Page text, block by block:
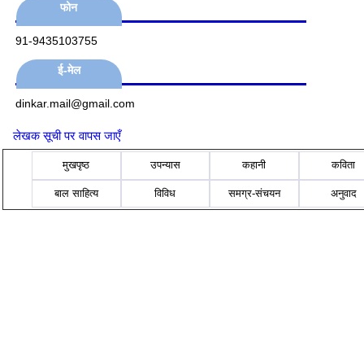
फोन
91-9435103755
ई-मेल
dinkar.mail@gmail.com
लेखक सूची पर वापस जाएँ
मुखपृष्ठ उपन्यास कहानी कविता
बाल साहित्य विविध समग्र-संचयन अनुवाद